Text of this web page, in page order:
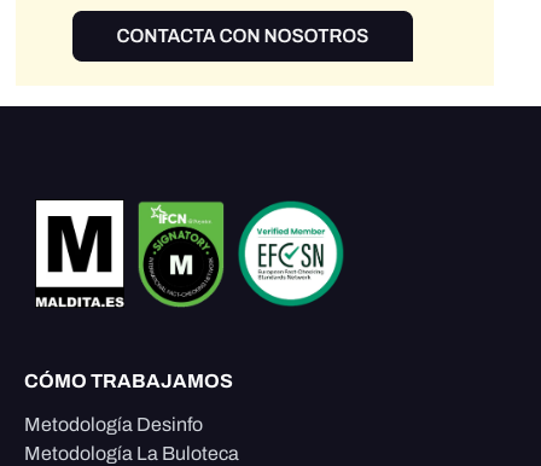
CÓMO TRABAJAMOS
Metodología Desinfo
Metodología La Buloteca